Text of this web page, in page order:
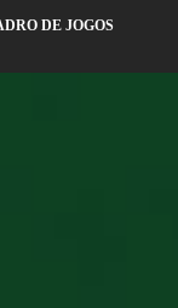
DE JOGOS